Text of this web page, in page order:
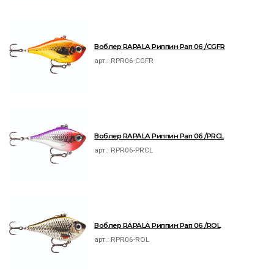
Воблер RAPALA Риппин Рап 06 /CGFR
арт.: RPR06-CGFR
Воблер RAPALA Риппин Рап 06 /PRCL
арт.: RPR06-PRCL
Воблер RAPALA Риппин Рап 06 /ROL
арт.: RPR06-ROL